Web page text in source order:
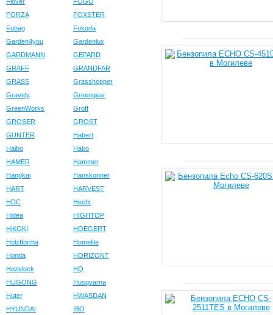
FORZA
FOXSTER
Fubag
Fukuda
Garden4you
Gardenlux
GARDMANN
GEPARD
GRAFF
GRANDFAR
GRASS
Grasshopper
Gravely
Greengear
GreenWorks
Groff
GROSER
GROST
GUNTER
Habert
Haibo
Hako
HAMER
Hammer
Hangkai
Hanskonner
HART
HARVEST
HDC
Hecht
Hidea
HIGHTOP
HiKOKI
HOEGERT
Holzfforma
Homelite
Honda
HORIZONT
Hozelock
HQ
HUGONG
Husqvarna
Huter
HWASDAN
HYUNDAI
IBO